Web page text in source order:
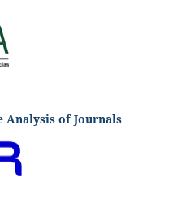
of Journals